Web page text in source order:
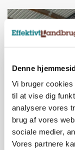
Denne
Vi bruger
til at vise dig
analysere vores
brug af vores
sociale medier,
Vores partnere
POLITIK
»Nu stopper